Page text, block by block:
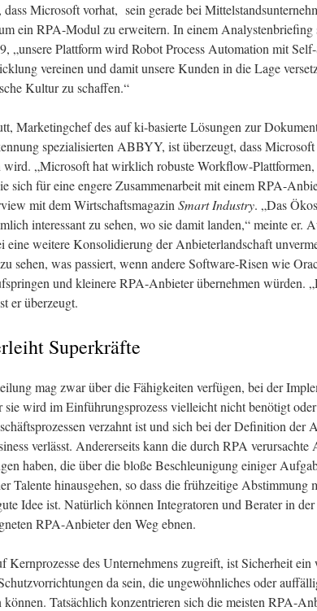
dass Microsoft vorhat, sein gerade bei
ein RPA-Modul zu erweitern. In einem Analystenbriefing
„unsere Plattform wird Robot Process Automation mit
vereinen und damit unsere Kunden in die Lage
Kultur zu schaffen.“
Marketingchef des auf ki-basierte Lösungen zur
spezialisierten ABBYY, ist überzeugt, dass Microsoft
wird. „Microsoft hat wirklich robuste Workflow-Plattformen,
sich für eine engere Zusammenarbeit mit einem RPA-
mit dem Wirtschaftsmagazin Smart Industry. „Das
interessant zu sehen, wo sie damit landen,“ meinte er.
eine weitere Konsolidierung der Anbieterlandschaft
sehen, was passiert, wenn andere Software-Risen wie
und kleinere RPA-Anbieter übernehmen würden.
er überzeugt.
Superkräfte
mag zwar über die Fähigkeiten verfügen, bei der
sie wird im Einführungsprozess vielleicht nicht benötigt
verzahnt ist und sich bei der Definition der
verlässt. Andererseits kann die durch RPA verursachte
haben, die über die bloße Beschleunigung einiger
Talente hinausgehen, so dass die frühzeitige
Idee ist. Natürlich können Integratoren und Berater in
RPA-Anbieter den Weg ebnen.
Kernprozesse des Unternehmens zugreift, ist Sicherheit ein
da sein, die ungewöhnliches oder
Tatsächlich konzentrieren sich die meisten RPA-